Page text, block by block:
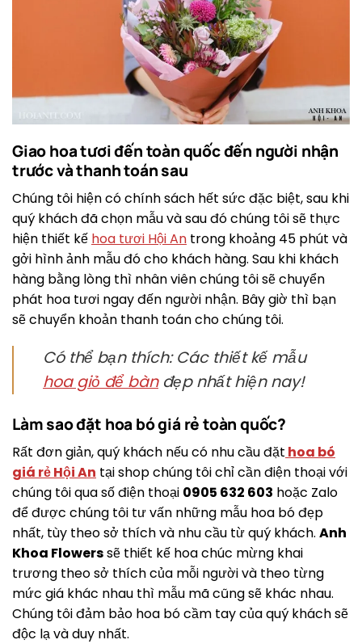
Giao hoa tươi đến toàn quốc đến người nhận
trước và thanh toán sau
Chúng tôi hiện có chính sách hết sức đặc biệt, sau khi
quý khách đã chọn mẫu và sau đó chúng tôi sẽ thực
hiện thiết kế hoa tươi Hội An trong khoảng 45 phút và
gởi hình ảnh mẫu đó cho khách hàng. Sau khi khách
hàng bằng lòng thì nhân viên chúng tôi sẽ chuyển
phát hoa tươi ngay đến người nhận. Bây giờ thì bạn
sẽ chuyển khoản thanh toán cho chúng tôi.
Có thể bạn thích: Các thiết kế mẫu
hoa giỏ để bànđẹp nhất hiện nay!
Làm sao đặt hoa bó giá rẻ toàn quốc?
Rất đơn giản, quý khách nếu có nhu cầu đặt hoa bó
giá rẻ Hội An tại shop chúng tôi chỉ cần điện thoại với
chúng tôi qua số điện thoại 0905 632 603 hoặc Zalo
để được chúng tôi tư vấn những mẫu hoa bó đẹp
nhất, tùy theo sở thích và nhu cầu từ quý khách. Anh
Khoa Flowerssẽ thiết kế hoa chúc mừng khai
trương theo sở thích của mỗi người và theo từng
mức giá khác nhau thì mẫu mã cũng sẽ khác nhau.
Chúng tôi đảm bảo hoa bó cầm tay của quý khách sẽ
độc lạ và duy nhất.